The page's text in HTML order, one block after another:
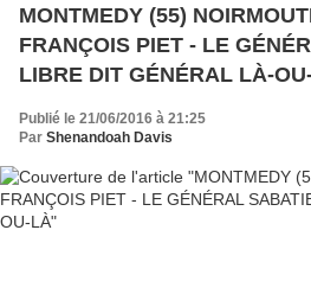
MONTMEDY (55)
FRANÇOIS PIET - LE
LIBRE DIT GÉNÉRAL LÀ-
Publié le 21/06/2016 à 21:25
Par Shenandoah Davis